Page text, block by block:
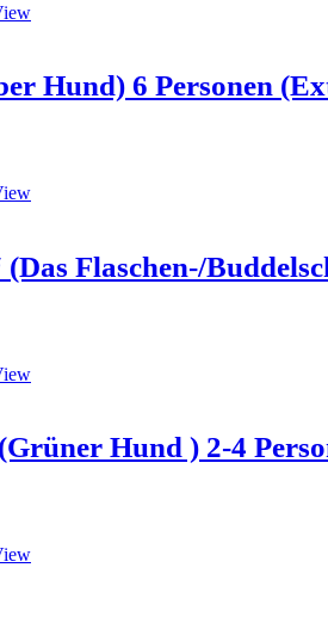
Hund) 6 Personen
Flaschen-/
Hund ) 2-4